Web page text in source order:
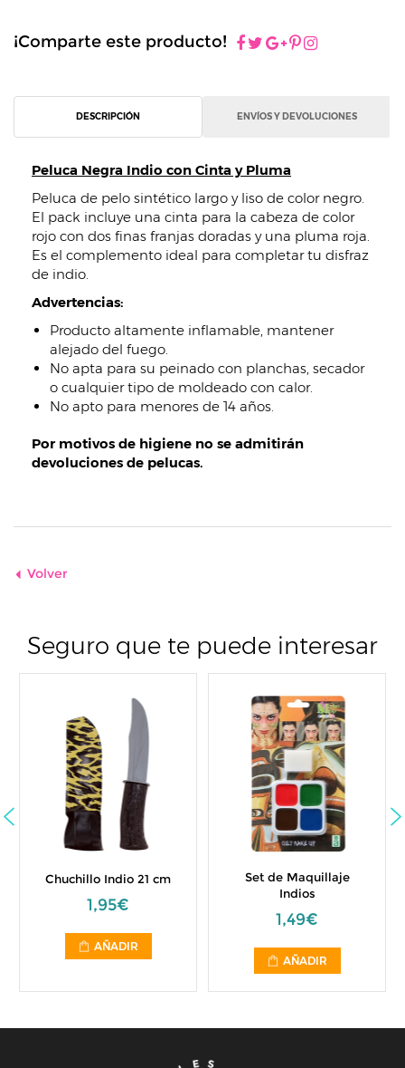
¡Comparte este producto!
DESCRIPCIÓN ENVÍOS Y DEVOLUCIONES
Peluca Negra Indio con Cinta y Pluma
Peluca de pelo sintético largo y liso de color negro.
El pack incluye una cinta para la cabeza de color
rojo con dos finas franjas doradas y una pluma roja.
Es el complemento ideal para completar tu disfraz
de indio.
Advertencias:
Producto altamente inflamable, mantener
alejado del fuego.
No apta para su peinado con planchas, secador
o cualquier tipo de moldeado con calor.
No apto para menores de 14 años.
Por motivos de higiene no se admitirán
devoluciones de pelucas.
Volver
Seguro que te puede interesar
Chuchillo Indio 21 cm
1,95€
AÑADIR
Set de Maquillaje
Indios
1,49€
AÑADIR